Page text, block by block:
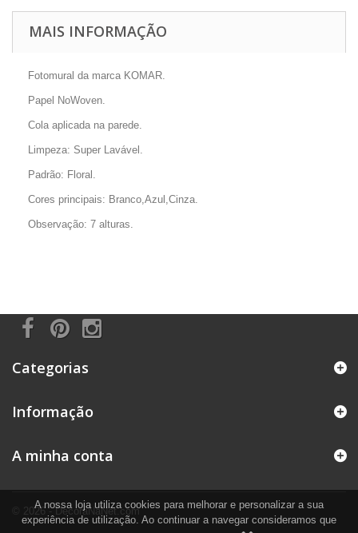
MAIS INFORMAÇÃO
Fotomural da marca KOMAR.
Papel NoWoven.
Cola aplicada na parede.
Limpeza: Super Lavável.
Padrão: Floral.
Cores principais: Branco,Azul,Cinza.
Observação: 7 alturas.
Categorias
Informação
© 2026 - DecoraNaNet.com
A minha conta
A nossa loja utiliza cookies para melhorar e personalizar a sua
experiência de utilização. Ao continuar a navegar consideramos que